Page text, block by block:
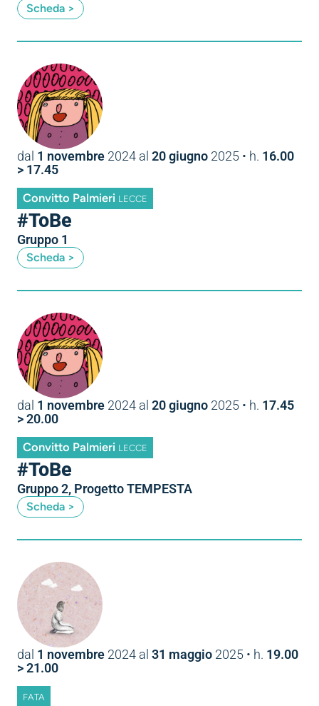
Scheda >
dal 1 novembre 2024 al 20 giugno 2025 • h. 16.00
> 17.45
Convitto Palmieri LECCE
#ToBe
Gruppo 1
Scheda >
dal 1 novembre 2024 al 20 giugno 2025 • h. 17.45
> 20.00
Convitto Palmieri LECCE
#ToBe
Gruppo 2, Progetto TEMPESTA
Scheda >
dal 1 novembre 2024 al 31 maggio 2025 • h. 19.00
> 21.00
FATA